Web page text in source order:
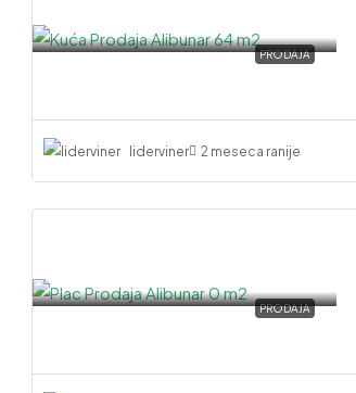
PRODAJA
liderviner 2 meseca ranije
PRODAJA